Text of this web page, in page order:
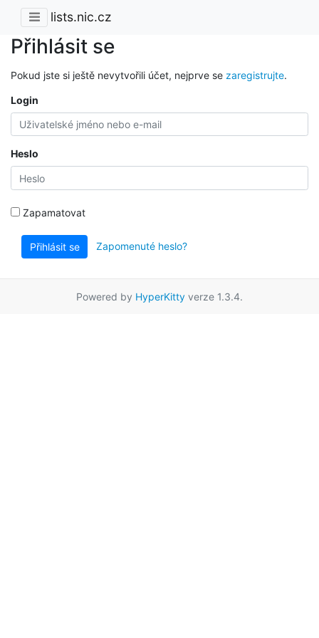
lists.nic.cz
Přihlásit se
Pokud jste si ještě nevytvořili účet, nejprve se zaregistrujte.
Login
Heslo
Zapamatovat
Přihlásit se Zapomenuté heslo?
Powered by HyperKitty verze 1.3.4.